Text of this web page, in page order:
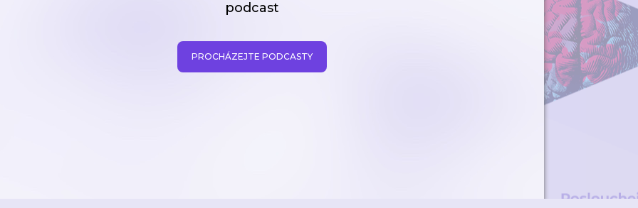
podcast
PROCHÁZEJTE PODCASTY